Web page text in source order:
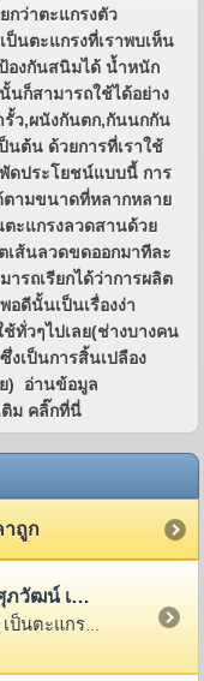
ว่าตะแกรงตัว
นตะแกรงที่เราพบเห็น
องกันสนิมได้ น้ำหนัก
นก็สามารถใช้ได้อย่าง
รั้ว,ผนังกันตก,กันนกกัน
นต้น ด้วยการที่เราใช้
ดประโยชน์แบบนี้ การ
ตามขนาดที่หลากหลาย
ะแกรงลวดสานด้วย
เส้นลวดขดออกมาทีละ
รถเรียกได้ว่าการผลิต
ดีนั้นเป็นเรื่องง่า
ทั่วๆไปเลย(ช่างบางคน
งเป็นการสิ้นเปลือง
ย) อ่านข้อมูล
ม คลิ๊กที่นี่
าถูก
มทัล จำกัด